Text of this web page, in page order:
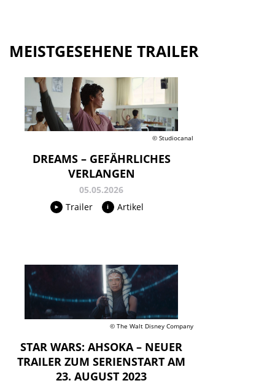
MEISTGESEHENE TRAILER
© Studiocanal
DREAMS – GEFÄHRLICHES
VERLANGEN
05.05.2026
Trailer
Artikel
© The Walt Disney Company
STAR WARS: AHSOKA – NEUER
TRAILER ZUM SERIENSTART AM
23. AUGUST 2023